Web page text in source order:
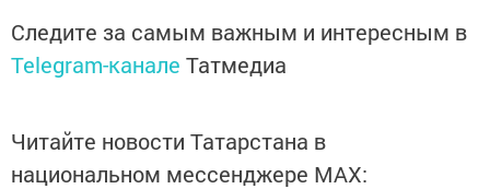
Следите за самым важным и интересным в
Telegram-канале Татмедиа
Читайте новости Татарстана в
национальном мессенджере MАХ: